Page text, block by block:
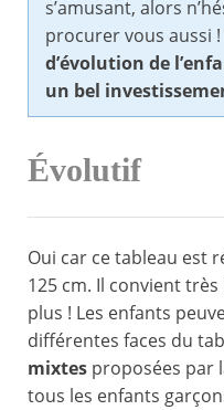
s’amusant, alors
procurer vous aussi
d’évolution de
un bel
Évolutif
Oui car ce tableau est
125 cm. Il convient
plus ! Les enfants
différentes faces du
mixtes proposées par
tous les enfants